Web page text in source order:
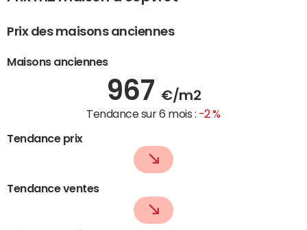
Prix des maisons anciennes
Maisons anciennes
967 €/m2
Tendance sur 6 mois : -2 %
Tendance prix
Tendance ventes